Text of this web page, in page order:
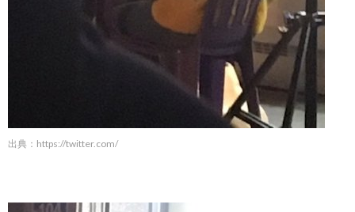
出典： https://twitter.com/